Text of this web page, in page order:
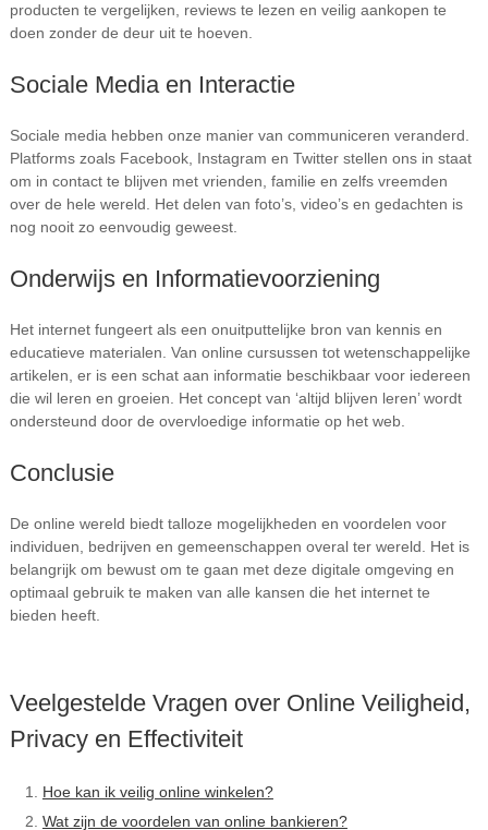
producten te vergelijken, reviews te lezen en veilig aankopen te
doen zonder de deur uit te hoeven.
Sociale Media en Interactie
Sociale media hebben onze manier van communiceren veranderd.
Platforms zoals Facebook, Instagram en Twitter stellen ons in staat
om in contact te blijven met vrienden, familie en zelfs vreemden
over de hele wereld. Het delen van foto’s, video’s en gedachten is
nog nooit zo eenvoudig geweest.
Onderwijs en Informatievoorziening
Het internet fungeert als een onuitputtelijke bron van kennis en
educatieve materialen. Van online cursussen tot wetenschappelijke
artikelen, er is een schat aan informatie beschikbaar voor iedereen
die wil leren en groeien. Het concept van ‘altijd blijven leren’ wordt
ondersteund door de overvloedige informatie op het web.
Conclusie
De online wereld biedt talloze mogelijkheden en voordelen voor
individuen, bedrijven en gemeenschappen overal ter wereld. Het is
belangrijk om bewust om te gaan met deze digitale omgeving en
optimaal gebruik te maken van alle kansen die het internet te
bieden heeft.
Veelgestelde Vragen over Online Veiligheid,
Privacy en Effectiviteit
Hoe kan ik veilig online winkelen?
Wat zijn de voordelen van online bankieren?